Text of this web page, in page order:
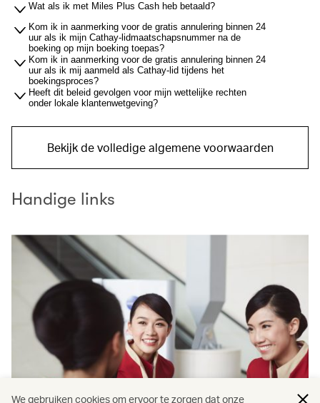
Wat als ik met Miles Plus Cash heb betaald?
Kom ik in aanmerking voor de gratis annulering binnen 24
uur als ik mijn Cathay-lidmaatschapsnummer na de
boeking op mijn boeking toepas?
Kom ik in aanmerking voor de gratis annulering binnen 24
uur als ik mij aanmeld als Cathay-lid tijdens het
boekingsproces?
Heeft dit beleid gevolgen voor mijn wettelijke rechten
onder lokale klantenwetgeving?
Bekijk de volledige algemene voorwaarden
Handige links
We gebruiken cookies om ervoor te zorgen dat onze